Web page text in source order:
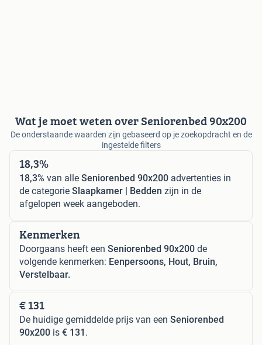
Wat je moet weten over Seniorenbed 90x200
De onderstaande waarden zijn gebaseerd op je zoekopdracht en de
ingestelde filters
18,3%
18,3% van alle Seniorenbed 90x200 advertenties in
de categorie Slaapkamer | Bedden zijn in de
afgelopen week aangeboden.
Kenmerken
Doorgaans heeft een Seniorenbed 90x200 de
volgende kenmerken: Eenpersoons, Hout, Bruin,
Verstelbaar.
€ 131
De huidige gemiddelde prijs van een Seniorenbed
90x200 is € 131 .